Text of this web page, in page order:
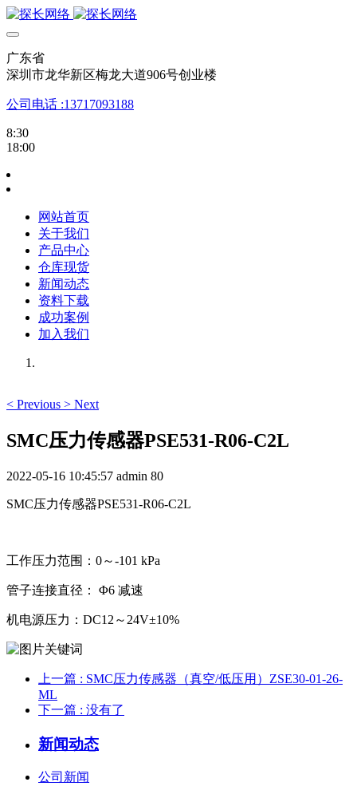
广东省
深圳市龙华新区梅龙大道906号创业楼
公司电话 :13717093188
8:30
18:00
网站首页
关于我们
产品中心
仓库现货
新闻动态
资料下载
成功案例
加入我们
< Previous > Next
SMC压力传感器PSE531-R06-C2L
2022-05-16 10:45:57 admin 80
SMC压力传感器PSE531-R06-C2L
工作压力范围：0～-101 kPa
管子连接直径： Φ6 减速
机电源压力：DC12～24V±10%
上一篇 : SMC压力传感器（真空/低压用）ZSE30-01-26-
ML
下一篇 : 没有了
新闻动态
公司新闻